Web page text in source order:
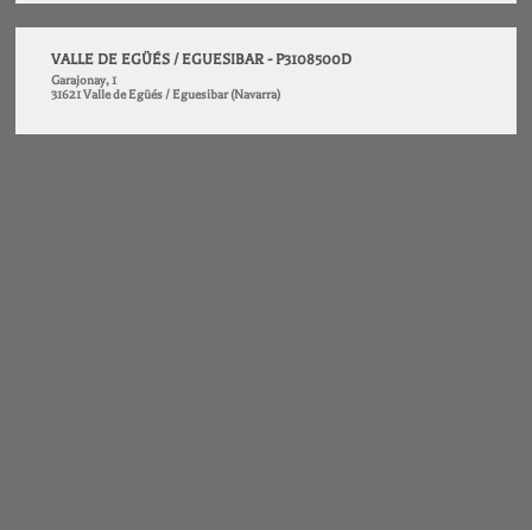
VALLE DE EGÜÉS / EGUESIBAR - P3108500D
Garajonay, 1
31621 Valle de Egüés / Eguesibar (Navarra)